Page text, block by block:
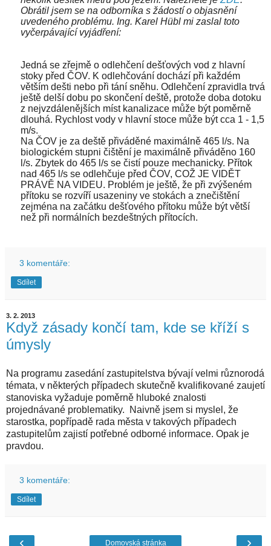
Obrátil jsem se na odborníka s žádostí o objasnění
uvedeného problému. Ing. Karel Hübl mi zaslal toto
vyčerpávající vyjádření:
Jedná se zřejmě o odlehčení dešťových vod z hlavní
stoky před ČOV. K odlehčování dochází při každém
větším dešti nebo při tání sněhu. Odlehčení zpravidla trvá
ještě delší dobu po skončení deště, protože doba dotoku
z nejvzdálenějších míst kanalizace může být poměrně
dlouhá. Rychlost vody v hlavní stoce může být cca 1 - 1,5
m/s.
Na ČOV je za deště přiváděné maximálně 465 l/s. Na
biologickém stupni čištění je maximálně přiváděno 160
l/s. Zbytek do 465 l/s se čistí pouze mechanicky. Přítok
nad 465 l/s se odlehčuje před ČOV, COŽ JE VIDĚT
PRÁVĚ NA VIDEU. Problém je ještě, že při zvýšeném
přítoku se rozvíří usazeniny ve stokách a znečištění
zejména na začátku dešťového přítoku může být větší
než při normálních bezdeštných přítocích.
3 komentáře:
Sdílet
3. 2. 2013
Když zásady končí tam, kde se kříží s
úmysly
Na programu zasedání zastupitelstva bývají velmi různorodá
témata, v některých případech skutečně kvalifikované zaujetí
stanoviska vyžaduje poměrně hluboké znalosti
projednávané problematiky. Naivně jsem si myslel, že
starostka, popřípadě rada města v takových případech
zastupitelům zajistí potřebné odborné informace. Opak je
pravdou.
3 komentáře:
Sdílet
‹ ›
Domovská stránka